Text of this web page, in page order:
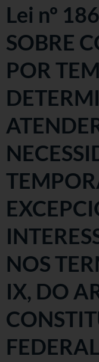
Lei nº
SOBRE
POR
NOS
IX, DO
FEDERAL